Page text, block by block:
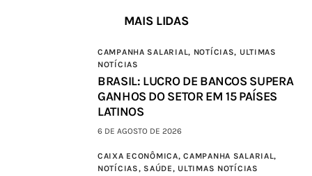
MAIS LIDAS
CAMPANHA SALARIAL, NOTÍCIAS, ULTIMAS
NOTÍCIAS
BRASIL: LUCRO DE BANCOS SUPERA
GANHOS DO SETOR EM 15 PAÍSES
LATINOS
6 DE AGOSTO DE 2026
CAIXA ECONÔMICA,CAMPANHA SALARIAL,
NOTÍCIAS, SAÚDE, ULTIMAS NOTÍCIAS